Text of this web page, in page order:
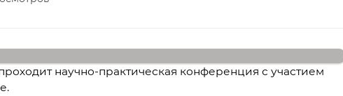
научно-практическая конференция с участием